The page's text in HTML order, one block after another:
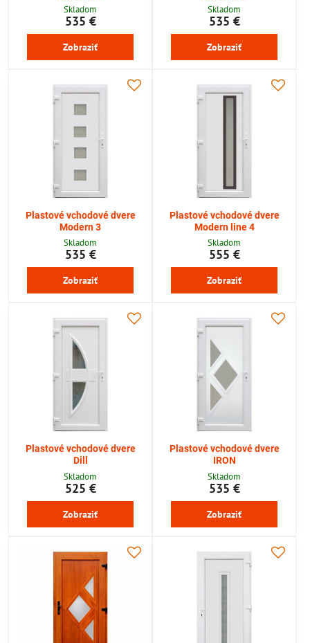
Skladom
535 €
Zobraziť
Skladom
535 €
Zobraziť
Plastové vchodové dvere
Modern 3
Skladom
535 €
Zobraziť
Plastové vchodové dvere
Modern line 4
Skladom
555 €
Zobraziť
Plastové vchodové dvere
Dill
Skladom
525 €
Zobraziť
Plastové vchodové dvere
IRON
Skladom
535 €
Zobraziť